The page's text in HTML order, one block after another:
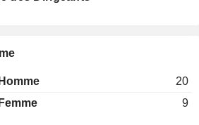
Homme
20
Femme
9